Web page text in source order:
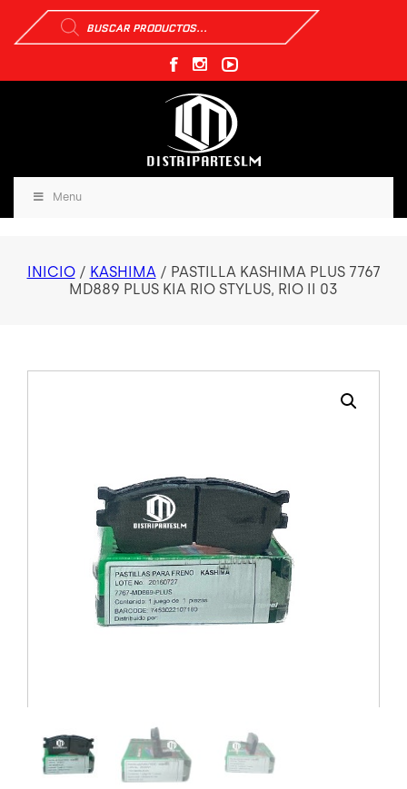
Búsqueda
de
productos
Menu
INICIO/ KASHIMA/ PASTILLA KASHIMA PLUS 7767
MD889 PLUS KIA RIO STYLUS, RIO II 03